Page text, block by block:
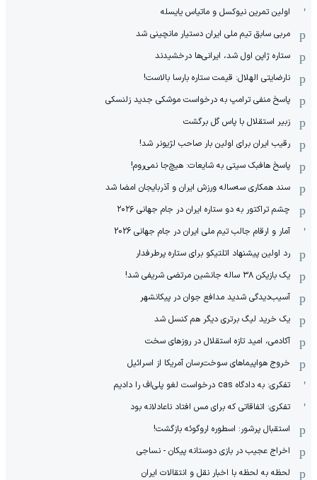
اولین تمرین نیوکسل و ماتیاس یایسله
مربی سابق تیم ملی ایران دستیار مانچینی شد
ستاره ژاپن اول شد، ایرانی‌ها درخشیدند
نارضایتی الهلال: قیمت ستاره بارسا بالاست!
پاسخ منفی ترامپ به درخواست موشکی جدید زلنسکی
زبیر استقلال با پاس گل برگشت
رقیب ایران برای اولین بار صاحب لژیونر شد!
پاسخ هافبک سیتی به شایعات: هیچ‌جا نمی‌روم!
سند همکاری سه‌ساله‌ ‌ورزش ایران و آذربایجان امضا شد
چشم تراکتور به دو ستاره ایران در جام جهانی ۲۰۲۶
آمار و ارقام جالب تیم ملی ایران در جام جهانی 2026
رد اولین پیشنهاد اتلتیکو برای ستاره پرطرفدار
یک بازیکن ۳۸ ساله جانشین مرتضی شریفی شد!
آسیب‌دیدگی شدید مدافع جوان در پیکانشهر
یک خرید لیگ برتری دیگر هم کنسل شد
آکادمی، امید تازه استقلال در روزهای سخت
خروج هواپیماهای سوخت‌رسان آمریکا از اسرائیل
تفکری: به دادگاه cas درخواست لغو پلی‌اف را دادیم
تفکری: اتفاقاتی که برای مس افتاد ناعادلانه بود
استقبال پرشور: اسطوره اروگوئه بازگشت!
اخراج عجیب در بازی دوستانه پیکان - نساجی
لحظه به لحظه با اخبار نقل و انتقالات ایران